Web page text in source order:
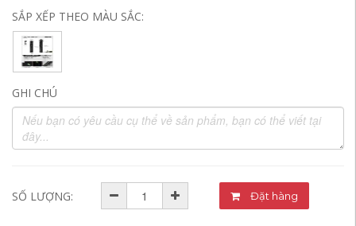
SẮP XẾP THEO MÀU SẮC:
GHI CHÚ
SỐ LƯỢNG: Đặt hàng